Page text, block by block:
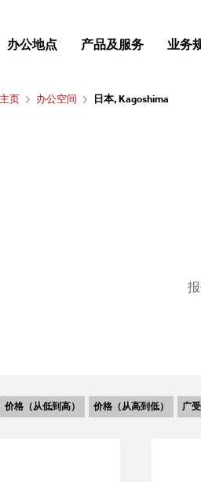
办公地点 产品及服务 业务
主页 办公空间 日本, Kagoshima
价格（从低到高） 价格（从高到低） 广